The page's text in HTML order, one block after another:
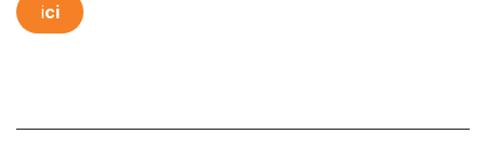
ici​​